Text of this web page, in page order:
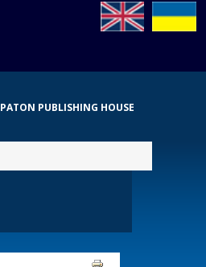
PATON PUBLISHING HOUSE